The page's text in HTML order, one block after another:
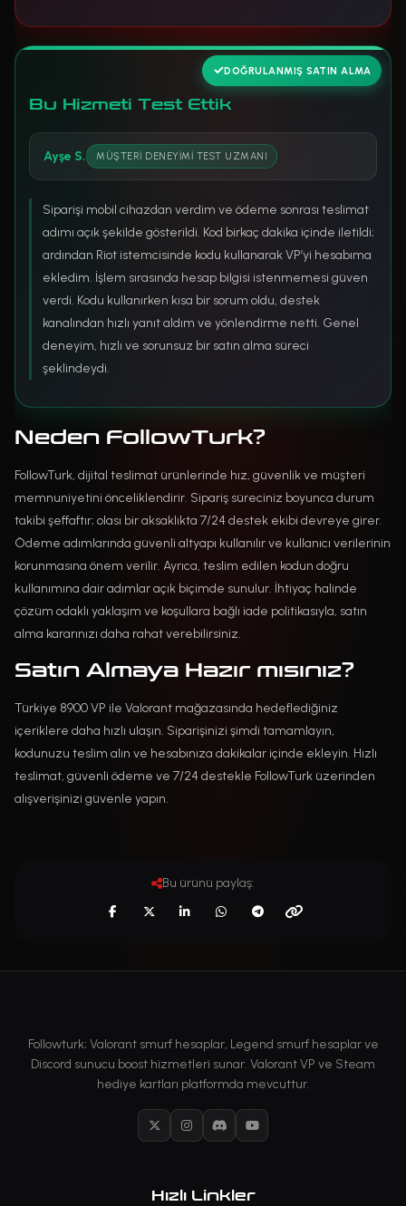
Bu Hizmeti Test Ettik
DOĞRULANMIŞ SATIN ALMA
Ayşe S. MÜŞTERI DENEYIMI TEST UZMANI
Siparişi mobil cihazdan verdim ve ödeme sonrası teslimat
adımı açık şekilde gösterildi. Kod birkaç dakika içinde iletildi;
ardından Riot istemcisinde kodu kullanarak VP’yi hesabıma
ekledim. İşlem sırasında hesap bilgisi istenmemesi güven
verdi. Kodu kullanırken kısa bir sorum oldu, destek
kanalından hızlı yanıt aldım ve yönlendirme netti. Genel
deneyim, hızlı ve sorunsuz bir satın alma süreci
şeklindeydi.
Neden FollowTurk?
FollowTurk, dijital teslimat ürünlerinde hız, güvenlik ve müşteri
memnuniyetini önceliklendirir. Sipariş süreciniz boyunca durum
takibi şeffaftır; olası bir aksaklıkta 7/24 destek ekibi devreye girer.
Ödeme adımlarında güvenli altyapı kullanılır ve kullanıcı verilerinin
korunmasına önem verilir. Ayrıca, teslim edilen kodun doğru
kullanımına dair adımlar açık biçimde sunulur. İhtiyaç halinde
çözüm odaklı yaklaşım ve koşullara bağlı iade politikasıyla, satın
alma kararınızı daha rahat verebilirsiniz.
Satın Almaya Hazır mısınız?
Türkiye 8900 VP ile Valorant mağazasında hedeflediğiniz
içeriklere daha hızlı ulaşın. Siparişinizi şimdi tamamlayın,
kodunuzu teslim alın ve hesabınıza dakikalar içinde ekleyin. Hızlı
teslimat, güvenli ödeme ve 7/24 destekle FollowTurk üzerinden
alışverişinizi güvenle yapın.
Bu ürünü paylaş:
Followturk; Valorant smurf hesaplar, Legend smurf hesaplar ve
Discord sunucu boost hizmetleri sunar. Valorant VP ve Steam
hediye kartları platformda mevcuttur.
X InstagramDiscordYouTube
Hızlı Linkler